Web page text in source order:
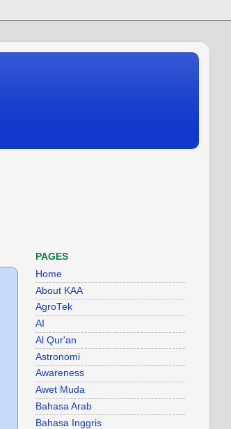
PAGES
Home
About KAA
AgroTek
AI
Al Qur'an
Astronomi
Awareness
Awet Muda
Bahasa Arab
Bahasa Inggris